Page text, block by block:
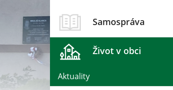
Samospráva
Život v obci
Aktuality